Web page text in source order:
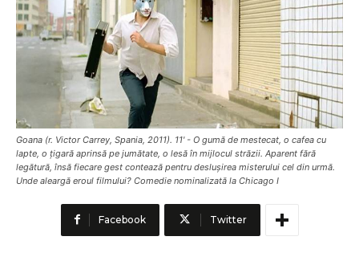
Goana (r. Victor Carrey, Spania, 2011). 11' - O gumă de mestecat, o cafea cu
lapte, o țigară aprinsă pe jumătate, o lesă în mijlocul străzii. Aparent fără
legătură, însă fiecare gest contează pentru deslușirea misterului cel din urmă.
Unde aleargă eroul filmului? Comedie nominalizată la Chicago I
Facebook Twitter